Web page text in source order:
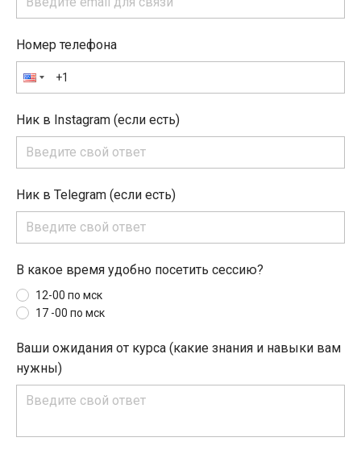
Номер телефона
Ник в Instagram (если есть)
Ник в Telegram (если есть)
В какое время удобно посетить сессию?
12-00 по мск
17 -00 по мск
Ваши ожидания от курса (какие знания и навыки вам
нужны)